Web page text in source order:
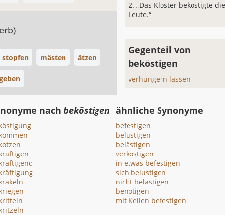
stopfen mästen ätzen
„Das Kloster beköstigte die
Leute.“
Gegenteil von
beköstigen
verhungern lassen
nachbeköstigen ähnliche Synonyme
befestigen
belustigen
belästigen
verköstigen
in etwas befestigen
sich belustigen
nicht belästigen
benötigen
mit Keilen befestigen